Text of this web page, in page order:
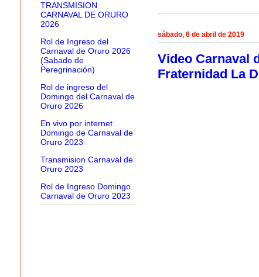
sábado, 6 de abril de 2019
Video Carnaval
Fraternidad La
TRANSMISION
CARNAVAL DE ORURO
2026
Rol de Ingreso del
Carnaval de Oruro 2026
(Sabado de
Peregrinación)
Rol de ingreso del
Domingo del Carnaval de
Oruro 2026
En vivo por internet
Domingo de Carnaval de
Oruro 2023
Transmision Carnaval de
Oruro 2023
Rol de Ingreso Domingo
Carnaval de Oruro 2023